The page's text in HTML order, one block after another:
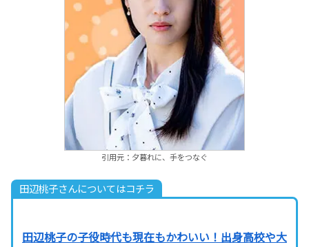
引用元：夕暮れに、手をつなぐ
田辺桃子さんについてはコチラ
田辺桃子の子役時代も現在もかわいい！出身高校や大